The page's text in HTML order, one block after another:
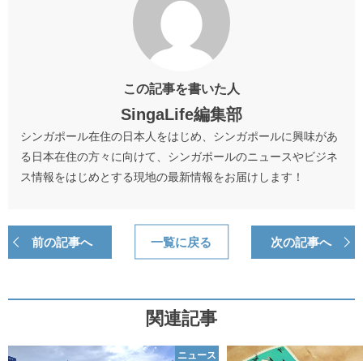
この記事を書いた人
SingaLife編集部
シンガポール在住の日本人をはじめ、シンガポールに興味があ
る日本在住の方々に向けて、シンガポールのニュースやビジネ
ス情報をはじめとする現地の最新情報をお届けします！
前の記事へ 次の記事へ
一覧に戻る
関連記事
ニュース